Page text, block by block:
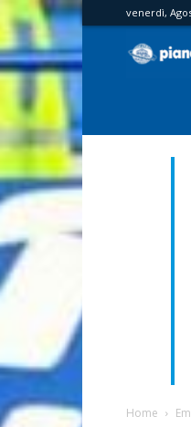
venerdì,
Home